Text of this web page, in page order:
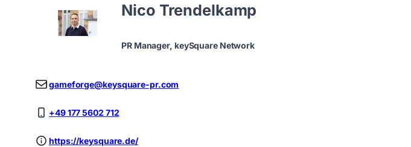
Nico Trendelkamp
PR Manager, keySquare Network
gameforge@keysquare-pr.com
+49 177 5602 712
https://keysquare.de/